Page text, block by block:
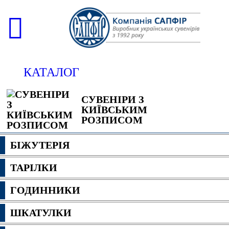
КАТАЛОГ
СУВЕНІРИ З
КИЇВСЬКИМ
РОЗПИСОМ
БІЖУТЕРІЯ
ТАРІЛКИ
ГОДИННИКИ
ШКАТУЛКИ